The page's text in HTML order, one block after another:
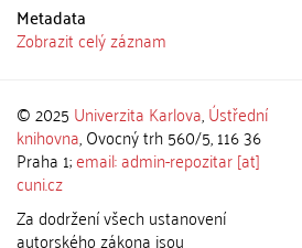
Metadata
Zobrazit celý záznam
© 2025 Univerzita Karlova,Ústřední
knihovna, Ovocný trh 560/5, 116 36
Praha 1;email: admin-repozitar [at]
cuni.cz
Za dodržení všech ustanovení
autorského zákona jsou